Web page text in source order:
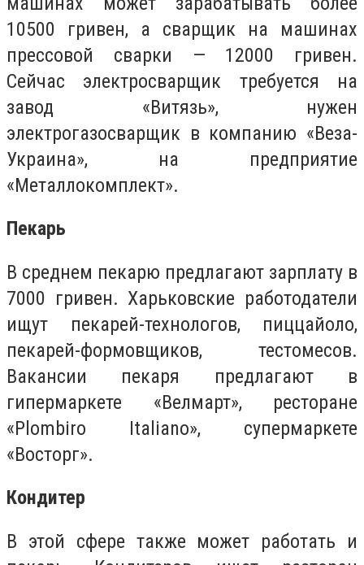
10500 гривен, а сварщик на машинах
прессовой сварки — 12000 гривен.
Сейчас электросварщик требуется на
завод «Витязь», нужен
электрогазосварщик в компанию «Веза-
Украина», на предприятие
«Металлокомплект».
Пекарь
В среднем пекарю предлагают зарплату в
7000 гривен. Харьковские работодатели
ищут пекарей-технологов, пиццайоло,
пекарей-формовщиков, тестомесов.
Вакансии пекаря предлагают в
гипермаркете «Велмарт», ресторане
«Plombiro Italiano», супермаркете
«Восторг».
Кондитер
В этой сфере также может работать и